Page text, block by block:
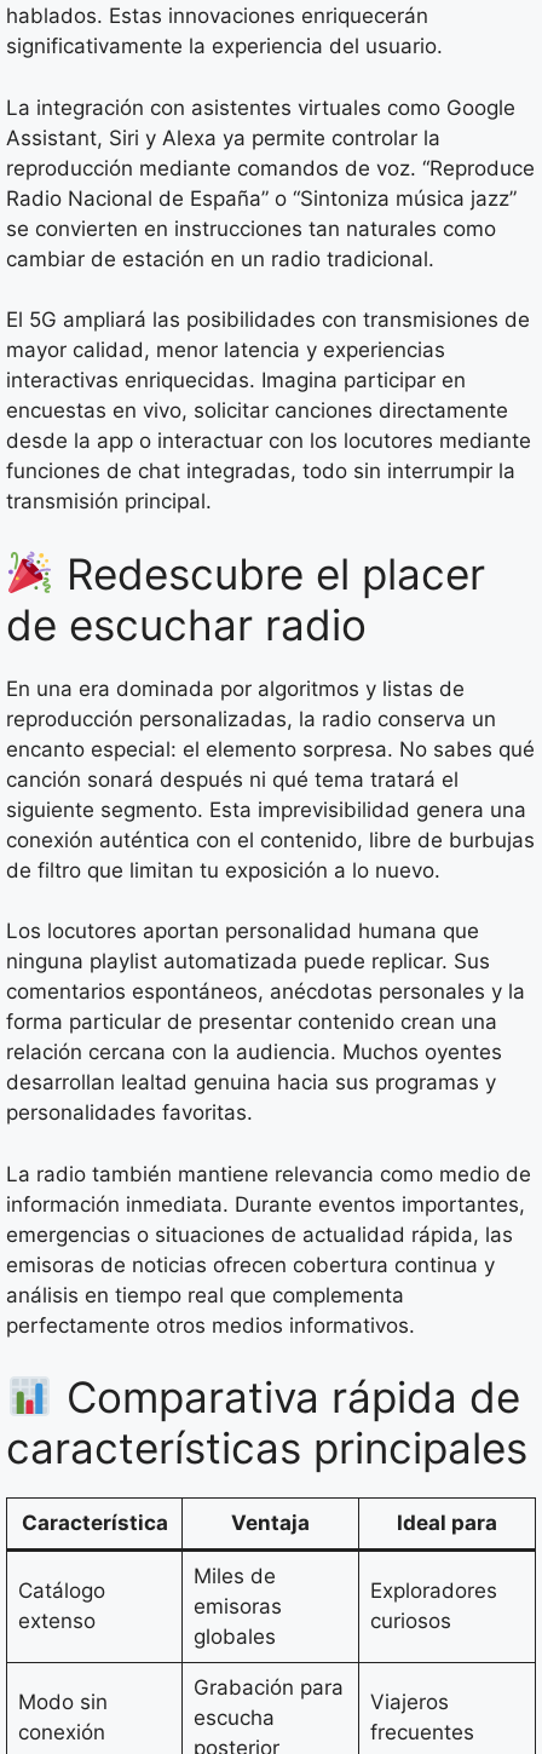
hablados. Estas innovaciones enriquecerán
significativamente la experiencia del usuario.
La integración con asistentes virtuales como Google
Assistant, Siri y Alexa ya permite controlar la
reproducción mediante comandos de voz. “Reproduce
Radio Nacional de España” o “Sintoniza música jazz”
se convierten en instrucciones tan naturales como
cambiar de estación en un radio tradicional.
El 5G ampliará las posibilidades con transmisiones de
mayor calidad, menor latencia y experiencias
interactivas enriquecidas. Imagina participar en
encuestas en vivo, solicitar canciones directamente
desde la app o interactuar con los locutores mediante
funciones de chat integradas, todo sin interrumpir la
transmisión principal.
Redescubre el placer
de escuchar radio
En una era dominada por algoritmos y listas de
reproducción personalizadas, la radio conserva un
encanto especial: el elemento sorpresa. No sabes qué
canción sonará después ni qué tema tratará el
siguiente segmento. Esta imprevisibilidad genera una
conexión auténtica con el contenido, libre de burbujas
de filtro que limitan tu exposición a lo nuevo.
Los locutores aportan personalidad humana que
ninguna playlist automatizada puede replicar. Sus
comentarios espontáneos, anécdotas personales y la
forma particular de presentar contenido crean una
relación cercana con la audiencia. Muchos oyentes
desarrollan lealtad genuina hacia sus programas y
personalidades favoritas.
La radio también mantiene relevancia como medio de
información inmediata. Durante eventos importantes,
emergencias o situaciones de actualidad rápida, las
emisoras de noticias ofrecen cobertura continua y
análisis en tiempo real que complementa
perfectamente otros medios informativos.
Comparativa rápida de
características principales
Característica Ventaja Ideal para
Catálogo
extenso
Miles de
emisoras
globales
Exploradores
curiosos
Modo sin
conexión
Grabación para
escucha
posterior
Viajeros
frecuentes